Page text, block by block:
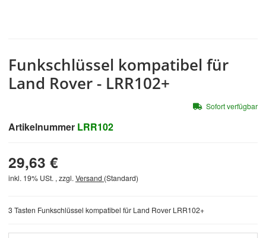
Funkschlüssel kompatibel für
Land Rover - LRR102+
Artikelnummer LRR102
3 Tasten Funkschlüssel kompatibel für Land Rover LRR102+
29,63 €
inkl. 19% USt. , zzgl. Versand (Standard)
Sofort verfügbar